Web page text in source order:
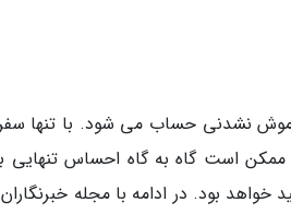
نشدنی حساب می شود. با تنها
است گاه به گاه احساس تنهایی
بود. در ادامه با مجله